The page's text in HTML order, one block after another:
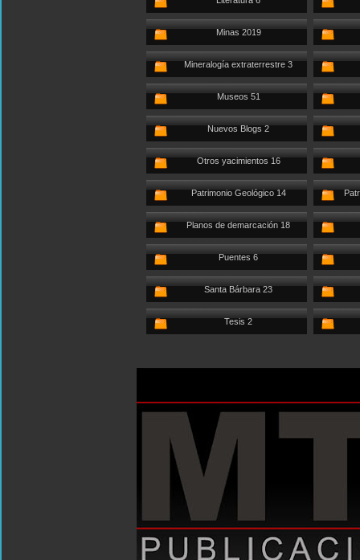
Minas 2019
Mineralogía extraterrestre 3
Museos 51
Nuevos Blogs 2
Otros yacimientos 16
Patrimonio Geológico 14
Planos de demarcación 18
Puentes 6
Santa Bárbara 23
Tesis 2